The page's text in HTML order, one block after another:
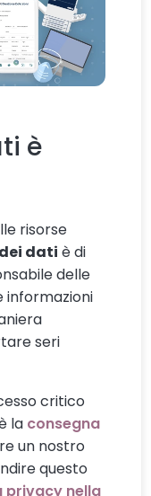
è
risorse
dati è di
delle
informazioni
seri
critico
la consegna
un nostro
questo
privacy nella